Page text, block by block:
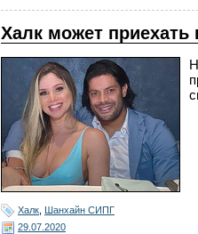
Халк может приехать
Халк Шанхайн СИПГ
29.07.2020